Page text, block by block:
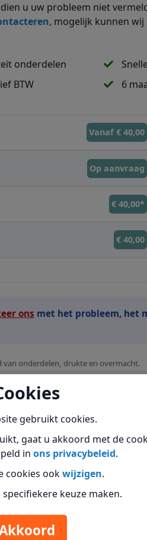
gebruikt cookies.
gaat u akkoord met de
in ons privacybeleid.
cookies ookwijzigen.
keuze maken.
u uw probleem niet
, mogelijk kunnen
onderdelen
BTW 6
Vanaf € 40,00
Op aanvraag
€ 40,00*
€ 40,00
ons met het probleem, het
van onderdelen, drukte en overmacht.
Maak een back-up alvorens uw
Smartwatch